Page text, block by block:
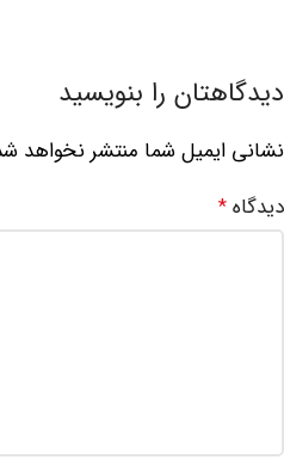
دیدگاهتان را بنویسید
نشانی ایمیل شما منتشر نخواهد
دیدگاه *